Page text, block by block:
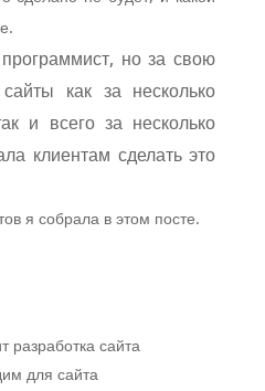
но за свою
как за несколько
и всего за несколько
клиентам сделать это
я собрала в этом посте.
разработка сайта
для сайта